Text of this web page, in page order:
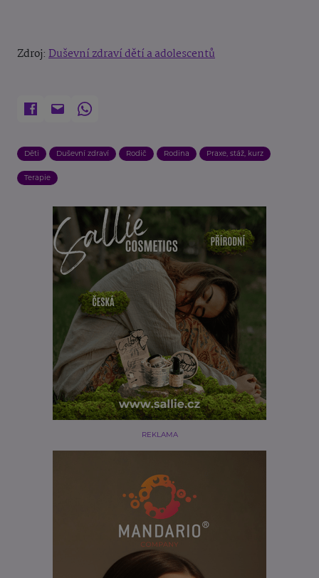
Zdroj: Duševní zdraví dětí a adolescentů
Děti Duševní zdraví Rodič Rodina Praxe, stáž, kurz
Terapie
REKLAMA